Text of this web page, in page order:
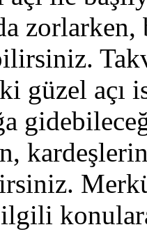
güzel açı
ilgili